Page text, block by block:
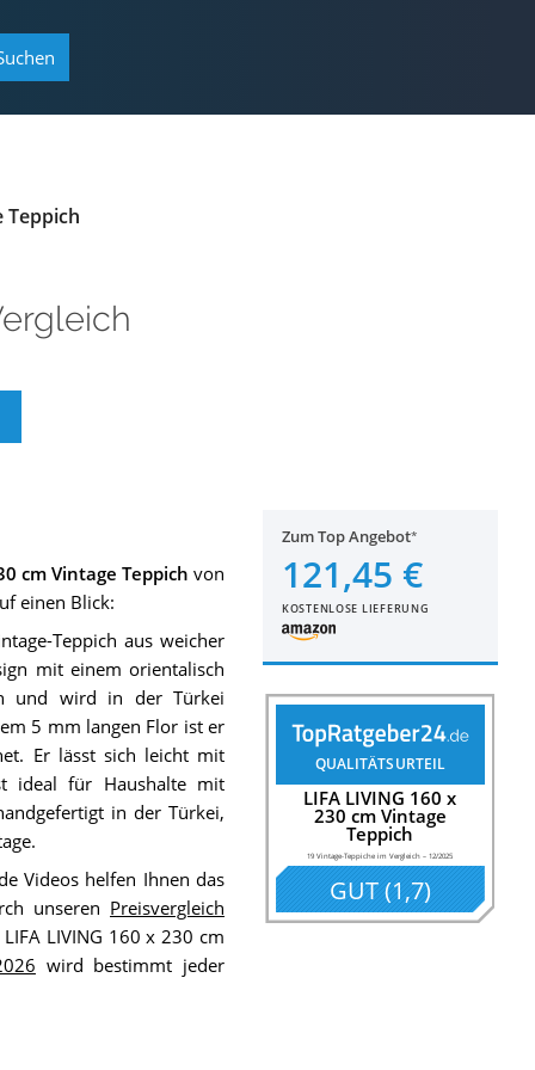
Teppich
Zum Top Angebot
121,45 €
KOSTENLOSE LIEFERUNG
QUALITÄTSURTEIL
LIFA LIVING 160 x
230 cm Vintage
Teppich
19 Vintage-Teppiche im Vergleich –12/2025
GUT(1,7)
cm Vintage Teppich von
einen Blick:
Teppich aus weicher
mit einem orientalisch
und wird in der Türkei
5 mm langen Flor ist er
Er lässt sich leicht mit
ideal für Haushalte mit
in der Türkei,
Videos helfen Ihnen das
unseren Preisvergleich
LIVING 160 x 230 cm
wird bestimmt jeder